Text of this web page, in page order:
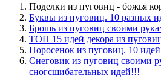
Поделки из пуговиц - божья
Буквы из пуговиц. 10 разных
Брошь из пуговиц своими
ТОП 15 идей декора из
Поросенок из пуговиц. 10
Снеговик из пуговиц своими
сногсшибательных идей!!!